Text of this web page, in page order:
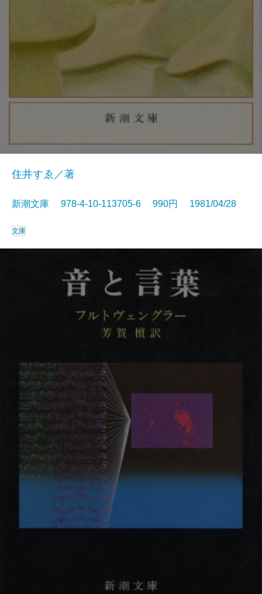
住井すゑ／著
新潮文庫 978-4-10-113705-6 990円 1981/04/28
文庫